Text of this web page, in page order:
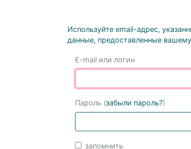
Используйте email-адрес,
данные, предоставленные
E-mail или логин
Пароль (забыли пароль?)
запомнить